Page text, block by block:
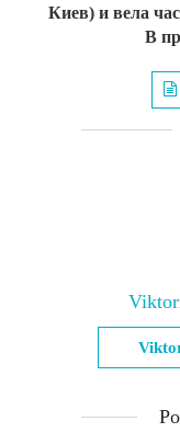
Киев) и вела
В